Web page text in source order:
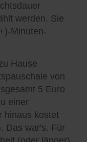
werden. Sie
Minuten-
Hause
von
5 Euro
einer
hinaus kostet
Das war's. Für